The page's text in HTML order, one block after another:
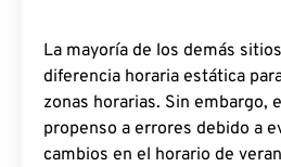
La mayoría de los demás
diferencia horaria estática
zonas horarias. Sin embargo,
propenso a errores debido a
cambios en el horario de